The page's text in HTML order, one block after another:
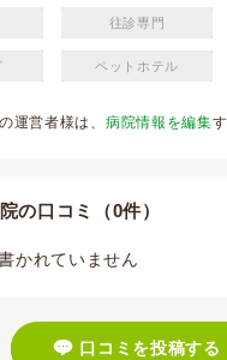
往診専門
ペットホテル
運営者様は、 病院情報を編集
の口コミ（0件）
かれていません
口コミを投稿する